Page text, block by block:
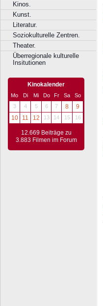
Kinos.
Kunst.
Literatur.
Soziokulturelle Zentren.
Theater.
Überregionale kulturelle
Insitutionen
Kinokalender
Mo Di Mi Do Fr Sa
So
3
4 5 6 7 8
9
10
11 12 13 14 15 16
12.669 Beiträge zu
3.883 Filmen im Forum